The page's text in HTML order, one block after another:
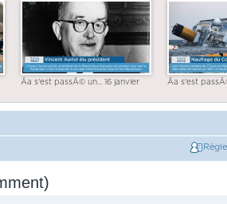
Ãa s'est passÃ© un... 16 janvier Ãa s'est